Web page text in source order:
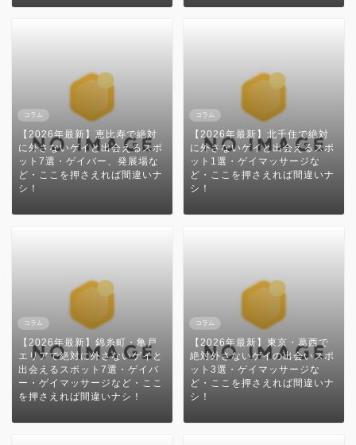
コラム
【2026年最新】恵比寿で絶対
に外さないゲイと出会えるスポ
ット7選・ゲイバー、発展場な
ど・ここを押さえれば間違いナ
シ！
コラム
【2026年最新】北千住で絶対
に外さないゲイと出会えるスポ
ット1選・ゲイマッサージな
ど・ここを押さえれば間違いナ
シ！
コラム
【2026年最新】錦糸町・亀戸
エリアで絶対に外さないゲイと
出会えるスポット7選・ゲイバ
ー・ゲイマッサージなど・ここ
を押さえれば間違いナシ！
コラム
【2026年最新】東京・葛西で
絶対外さないゲイの出会いスポ
ット3選・ゲイマッサージな
ど・ここを押さえれば間違いナ
シ！